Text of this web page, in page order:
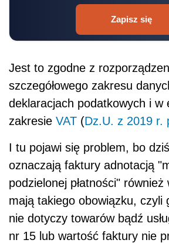
Zapisz się
Jest to zgodne z
szczegółowego zakresu
deklaracjach podatkowych i w
zakresie VAT (Dz.U. z 2019 r.
I tu pojawi się problem, bo
oznaczają faktury adnotacją
podzielonej płatności"
mają takiego obowiązku, czyli
nie dotyczy towarów bądź
nr 15 lub wartość faktury nie